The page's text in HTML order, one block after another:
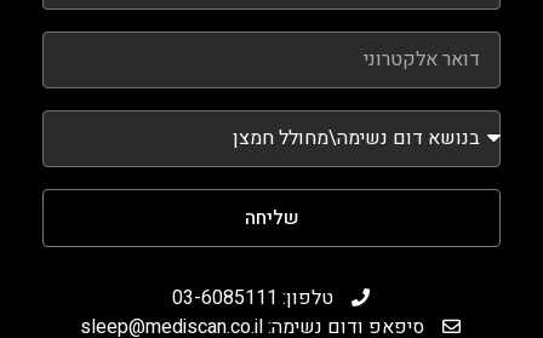
שליחה
טלפון: 03-6085111
סיפאפ ודום נשימה: sleep@mediscan.co.il